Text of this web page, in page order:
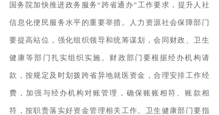
国务院加快推进政务服务“跨省通办”工作要求，提升人社
信息化便民服务水平的重要举措。人力资源社会保障部门
要提高站位，强化组织领导和统筹谋划，会同财政、卫生
健康等部门扎实组织实施。财政部门要根据经办机构请
款，按规定及时划拨跨省异地就医资金，合理安排工作经
费，加强与经办机构对账管理，确保账账相符、账款相
符，按职责落实好资金管理相关工作。卫生健康部门要指